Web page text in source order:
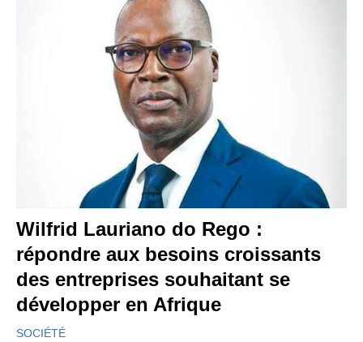
Wilfrid Lauriano do Rego :
répondre aux besoins croissants
des entreprises souhaitant se
développer en Afrique
SOCIÉTÉ